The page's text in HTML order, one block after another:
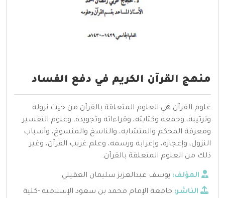
منهج القرآن الكريم في دفع الفساد
علوم القرآن هي العلوم المتعلقة بالقرآن من حيث نزوله
وترتيبه، وجمعه وكتابته، وقراءاته وتجويده، وعلوم التفسير
ومعرفة المحكم والمتشابه، والناسخ والمنسوخ، وأسباب
النزول، وإعجازه، وإعرابه ورسمه، وعلم غريب القرآن، وغير
ذلك من العلوم المتعلقة بالقرآن.
المؤلف: يوسف عبدالعزيز سليمان العقيلي
الناشر: جامعة الإمام محمد بن سعود الإسلاميه -كلية